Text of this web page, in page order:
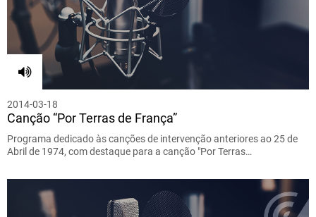
2014-03-18
Canção “Por Terras de França”
Programa dedicado às canções de intervenção anteriores ao 25 de
Abril de 1974, com destaque para a canção "Por Terras…